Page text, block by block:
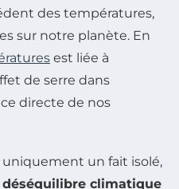
des températures,
sur notre planète. En
est liée à
de serre dans
directe de nos
uniquement un fait isolé,
déséquilibre climatique